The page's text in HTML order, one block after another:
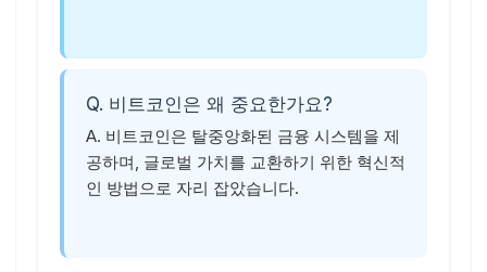
Q. 비트코인은 왜 중요한가요?
A. 비트코인은 탈중앙화된 금융 시스템을 제
공하며, 글로벌 가치를 교환하기 위한 혁신적
인 방법으로 자리 잡았습니다.